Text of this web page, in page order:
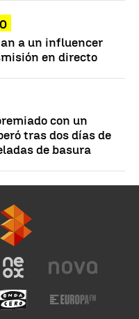
a un influencer
en directo
con un
tras dos días de
de basura